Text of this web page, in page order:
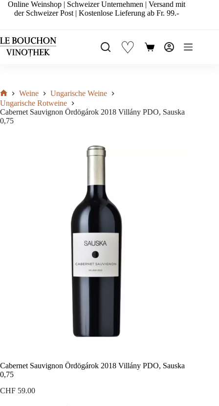
Zum
Inhalt
Online Weinshop | Schweizer Unternehmen | Versand mit
der Schweizer Post | Kostenlose Lieferung ab Fr. 99.-
♡ Warenkorb
Start
Weine
Ungarische Weine
Ungarische Rotweine
Cabernet Sauvignon Ördögárok 2018 Villány PDO, Sauska
0,75
Cabernet Sauvignon Ördögárok 2018 Villány PDO, Sauska
0,75
CHF 59.00